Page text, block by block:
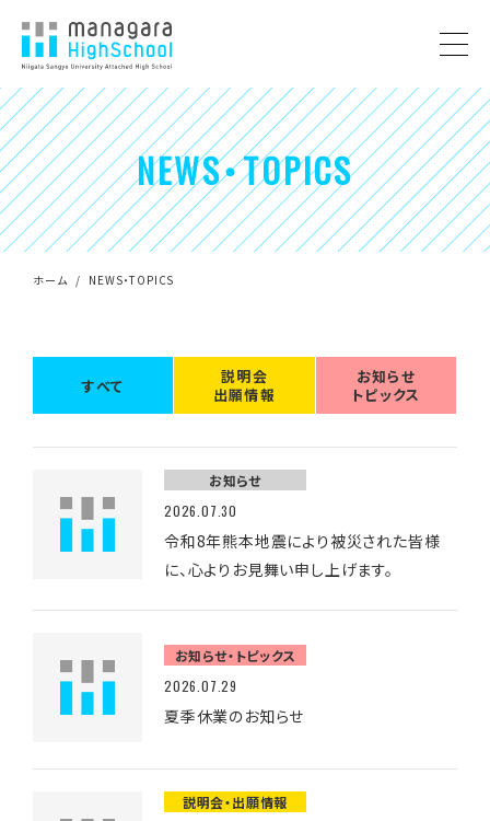
NEWS・TOPICS
ホーム NEWS・TOPICS
すべて
説明会
出願情報
お知らせ
トピックス
お知らせ
2026.07.30
令和8年熊本地震により被災された皆様
に、心よりお見舞い申し上げます。
お知らせ・トピックス
2026.07.29
夏季休業のお知らせ
説明会・出願情報